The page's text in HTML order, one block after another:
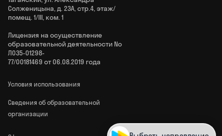
Солженицына, д. 23А, стр.4, этаж/
помещ. 1/III, ком. 1
Лицензия на осуществление
образовательной деятельности No
Л035‑01298-
77/00181469 от 06.08.2019 года
Условия использования
Сведения об образовательной
организации